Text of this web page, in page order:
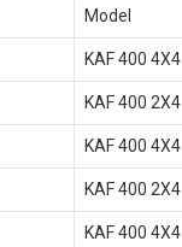
Model
KAF 400 4X4
KAF 400 2X4
KAF 400 4X4
KAF 400 2X4
KAF 400 4X4